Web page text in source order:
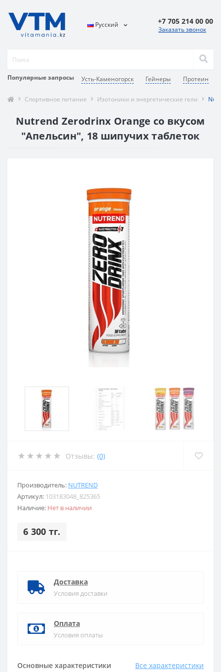
Популярные запросы Усть-Каменогорск Гейнеры Протеин
Русский +7 705 214 00 00
Заказать звонок
Спортивное питание Изотоники и энергетические гели
Nutrend Zerodrinx Orange со вкусом
"Апельсин", 18 шипучих таблеток
Отзывы: (0)
Производитель: NUTREND
Артикул: 103183048_825365
Наличие: Нет в наличии
6 300 тг.
Основные характеристики Все характеристики
Доставка
Условия доставки
Оплата
Условия оплаты